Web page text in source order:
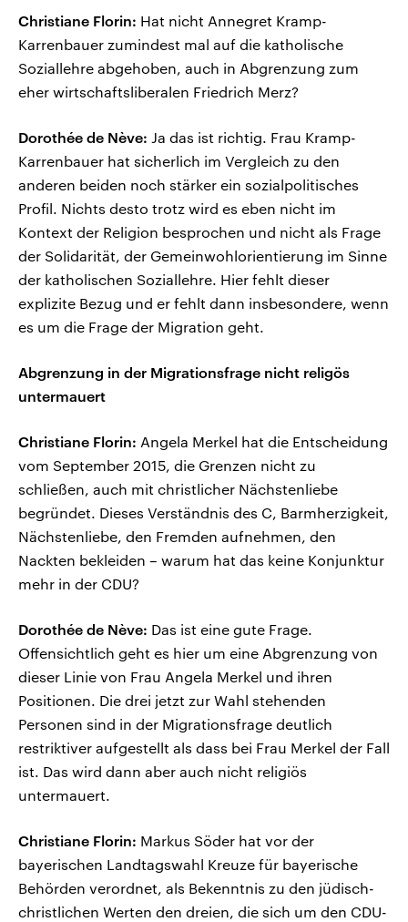
Christiane Florin: Hat nicht Annegret Kramp-
Karrenbauer zumindest mal auf die katholische
Soziallehre abgehoben, auch in Abgrenzung zum
eher wirtschaftsliberalen Friedrich Merz?
Dorothée de Nève: Ja das ist richtig. Frau Kramp-
Karrenbauer hat sicherlich im Vergleich zu den
anderen beiden noch stärker ein sozialpolitisches
Profil. Nichts desto trotz wird es eben nicht im
Kontext der Religion besprochen und nicht als Frage
der Solidarität, der Gemeinwohlorientierung im Sinne
der katholischen Soziallehre. Hier fehlt dieser
explizite Bezug und er fehlt dann insbesondere, wenn
es um die Frage der Migration geht.
Abgrenzung in der Migrationsfrage nicht religös
untermauert
Christiane Florin: Angela Merkel hat die Entscheidung
vom September 2015, die Grenzen nicht zu
schließen, auch mit christlicher Nächstenliebe
begründet. Dieses Verständnis des C, Barmherzigkeit,
Nächstenliebe, den Fremden aufnehmen, den
Nackten bekleiden – warum hat das keine Konjunktur
mehr in der CDU?
Dorothée de Nève: Das ist eine gute Frage.
Offensichtlich geht es hier um eine Abgrenzung von
dieser Linie von Frau Angela Merkel und ihren
Positionen. Die drei jetzt zur Wahl stehenden
Personen sind in der Migrationsfrage deutlich
restriktiver aufgestellt als dass bei Frau Merkel der Fall
ist. Das wird dann aber auch nicht religiös
untermauert.
Christiane Florin: Markus Söder hat vor der
bayerischen Landtagswahl Kreuze für bayerische
Behörden verordnet, als Bekenntnis zu den jüdisch-
christlichen Werten den dreien, die sich um den CDU-